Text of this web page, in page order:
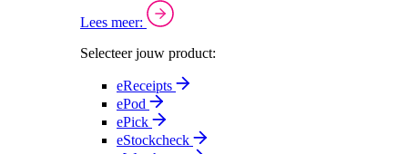
Lees meer:
Selecteer jouw product:
eReceipts
ePod
ePick
eStockcheck